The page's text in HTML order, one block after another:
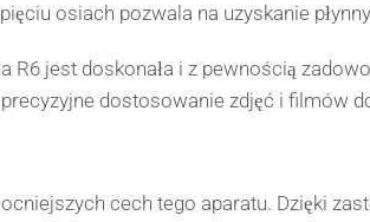
osiach pozwala na uzyskanie
R6 jest doskonała i z pewnością
dostosowanie zdjęć i filmów
cech tego aparatu. Dzięki